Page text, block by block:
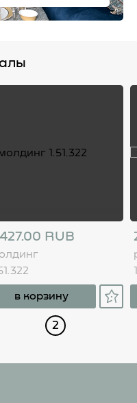
RUB
в корзину
2